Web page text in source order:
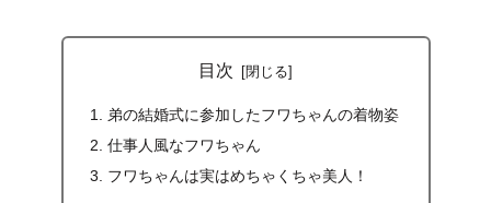
目次
弟の結婚式に参加したフワちゃんの着物姿
仕事人風なフワちゃん
フワちゃんは実はめちゃくちゃ美人！